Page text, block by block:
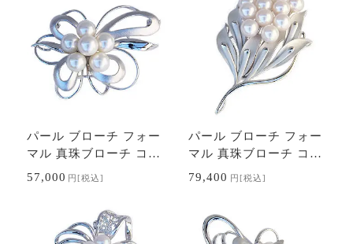
パール ブローチ フォー
マル 真珠ブローチ コサ
ージュ 本真珠 あこや ア
57,000 円 [税込]
パール ブローチ フォー
マル 真珠ブローチ コサ
ージュ 本真珠 あこや ア
79,400 円 [税込]